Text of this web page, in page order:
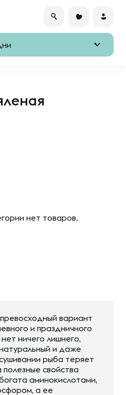
нет товаров.
вариант
и праздничного
ничего лишнего,
и даже
рыба теряет
свойства
аминокислотами,
а ее